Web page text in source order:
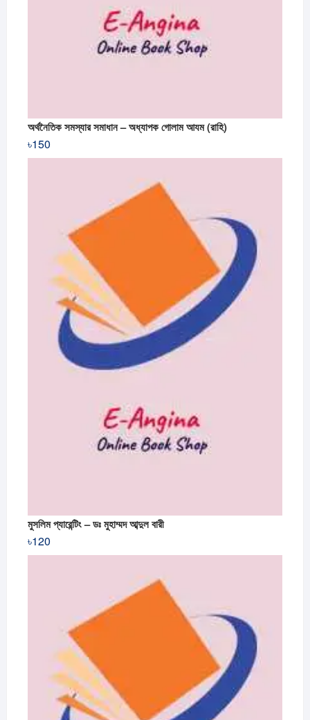
অর্থনৈতিক সমস্যার সমাধান – অধ্যাপক গোলাম আযম (রাহি)
৳150
মুসলিম প্যারেন্টিং – ডঃ মুহাম্মদ আব্দুল বারী
৳120